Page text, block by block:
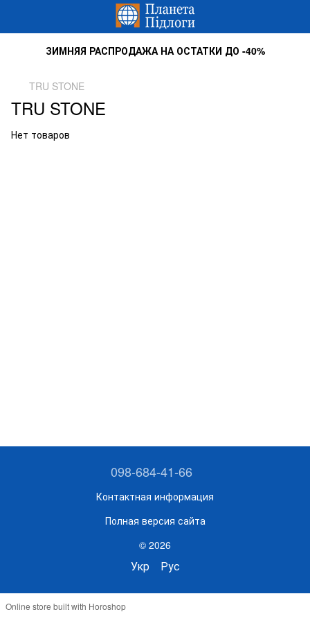
ЗИМНЯЯ РАСПРОДАЖА НА ОСТАТКИ ДО -40%
TRU STONE
TRU STONE
Нет товаров
098-684-41-66
Контактная информация
Полная версия сайта
© 2026
Укр Рус
Online store built with Horoshop